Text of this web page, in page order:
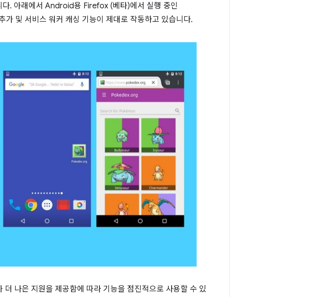
. 아래에서 Android용 Firefox (베타)에서 실행 중인
및 서비스 워커 캐싱 기능이 제대로 작동하고 있습니다.
나은 지원을 제공함에 따라 기능을 점진적으로 사용할 수 있